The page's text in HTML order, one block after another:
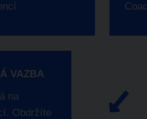
VAZBA
na
Obdržíte